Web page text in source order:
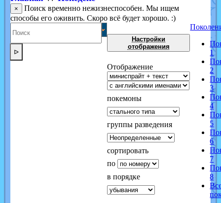
×
Поиск временно нежизнеспособен. Мы ищем
способы его оживить. Скоро всё будет хорошо. :)
ᐅ
Настройки
отображения
Отображение
покемоны
группы разведения
сортировать
по
в порядке
1
2
3
4
5
6
7
8